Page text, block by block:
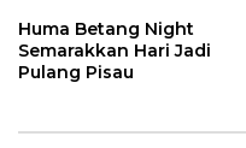
Huma Betang Night
Semarakkan Hari Jadi
Pulang Pisau